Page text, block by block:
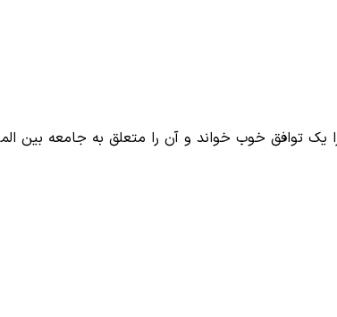
یک توافق خوب خواند و آن را متعلق به جامعه بین